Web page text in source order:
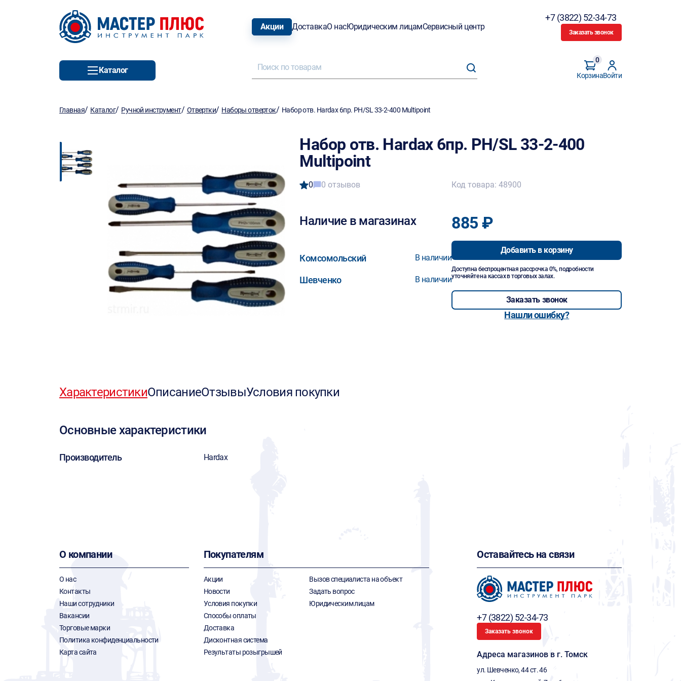
Акции ДоставкаО насЮридическим лицамСервисный центр
+7 (3822) 52-34-73
Заказать звонок
Каталог
Корзина
0
Войти
Главная/ Каталог/ Ручной инструмент/ Отвертки/ Наборы отверток/ Набор отв. Hardax 6пр. PH/SL 33-2-400 Multipoint
Набор отв. Hardax 6пр. PH/SL 33-2-400
Multipoint
0 0 отзывов
Наличие в магазинах
Комсомольский В наличии
Шевченко В наличии
Код товара: 48900
885 ₽
Добавить в корзину
Доступна беспроцентная рассрочка 0%, подробности
уточняйте на кассах в торговых залах.
Заказать звонок
Нашли ошибку?
ХарактеристикиОписаниеОтзывыУсловия покупки
Основные характеристики
Производитель Hardax
О компании
О нас
Контакты
Наши сотрудники
Вакансии
Торговые марки
Политика конфиденциальности
Карта сайта
Покупателям
Акции
Новости
Условия покупки
Способы оплаты
Доставка
Дисконтная система
Результаты розыгрышей
Вызов специалиста на объект
Задать вопрос
Юридическим лицам
Оставайтесь на связи
+7 (3822) 52-34-73
Заказать звонок
Адреса магазинов в г. Томск
ул. Шевченко, 44 ст. 46